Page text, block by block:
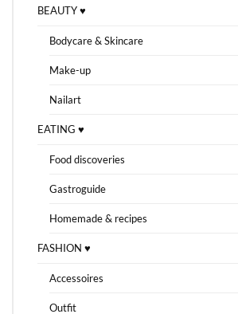
BEAUTY ♥
Bodycare & Skincare
Make-up
Nailart
EATING ♥
Food discoveries
Gastroguide
Homemade & recipes
FASHION ♥
Accessoires
Outfit